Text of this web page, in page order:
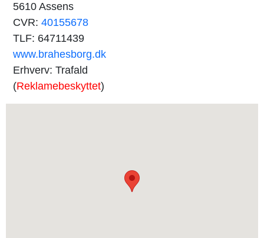
5610 Assens
CVR: 40155678
TLF: 64711439
www.brahesborg.dk
Erhverv: Trafald
(Reklamebeskyttet)